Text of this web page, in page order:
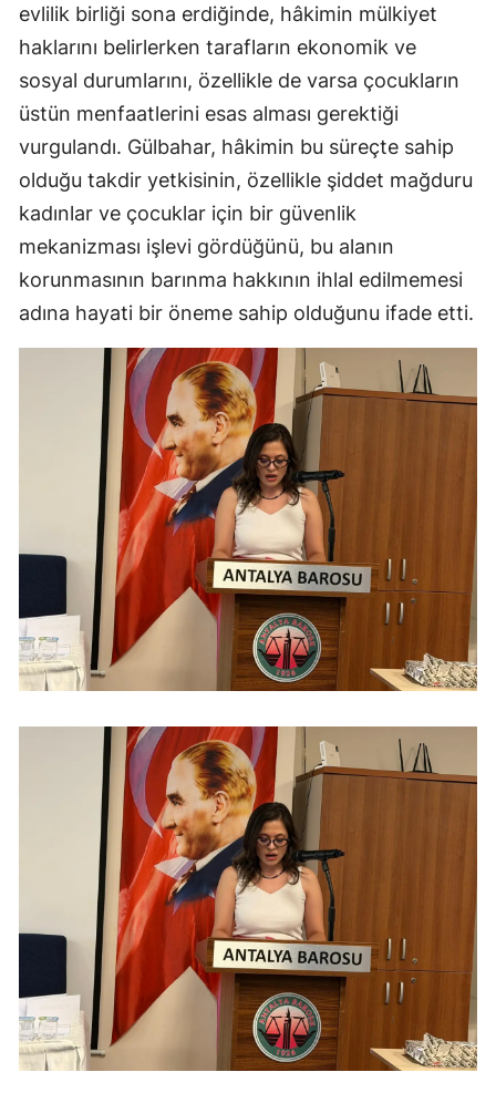
evlilik birliği sona erdiğinde, hâkimin mülkiyet
haklarını belirlerken tarafların ekonomik ve
sosyal durumlarını, özellikle de varsa çocukların
üstün menfaatlerini esas alması gerektiği
vurgulandı. Gülbahar, hâkimin bu süreçte sahip
olduğu takdir yetkisinin, özellikle şiddet mağduru
kadınlar ve çocuklar için bir güvenlik
mekanizması işlevi gördüğünü, bu alanın
korunmasının barınma hakkının ihlal edilmemesi
adına hayati bir öneme sahip olduğunu ifade etti.